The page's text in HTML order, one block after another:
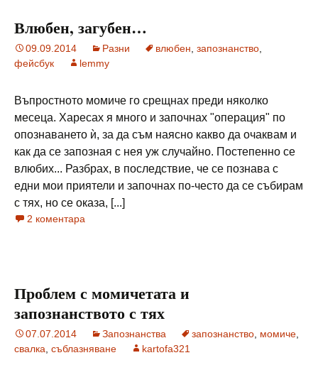
Влюбен, загубен…
09.09.2014 Разни влюбен запознанство
фейсбук
lemmy
Въпростното момиче го срещнах преди няколко
месеца. Харесах я много и започнах "операция" по
опознаването ѝ, за да съм наясно какво да очаквам и
как да се запозная с нея уж случайно. Постепенно се
влюбих... Разбрах, в последствие, че се познава с
едни мои приятели и започнах по-често да се събирам
с тях, но се оказа, [...]
2 коментара
Проблем с момичетата и
запознанството с тях
07.07.2014 Запознанства запознанство момиче
свалка съблазняване kartofa321